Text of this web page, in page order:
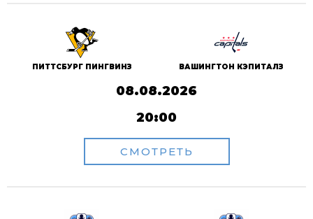
ПИТТСБУРГ ПИНГВИНЗ ВАШИНГТОН КЭПИТАЛЗ
08.08.2026
20:00
СМОТРЕТЬ